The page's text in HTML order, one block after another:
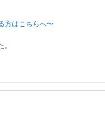
方はこちらへ〜